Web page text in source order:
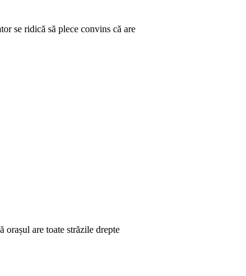
se ridică să plece convins că are
orașul are toate străzile drepte